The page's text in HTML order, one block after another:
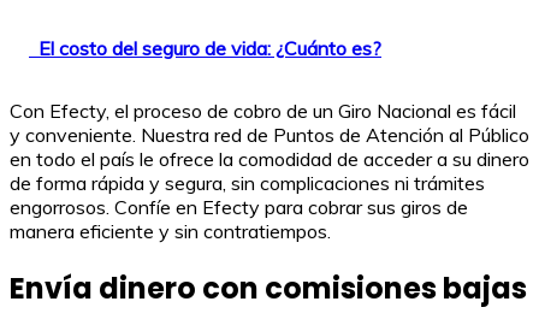
El costo del seguro de vida: ¿Cuánto es?
Con Efecty, el proceso de cobro de un Giro Nacional es fácil
y conveniente. Nuestra red de Puntos de Atención al Público
en todo el país le ofrece la comodidad de acceder a su dinero
de forma rápida y segura, sin complicaciones ni trámites
engorrosos. Confíe en Efecty para cobrar sus giros de
manera eficiente y sin contratiempos.
Envía dinero con comisiones bajas